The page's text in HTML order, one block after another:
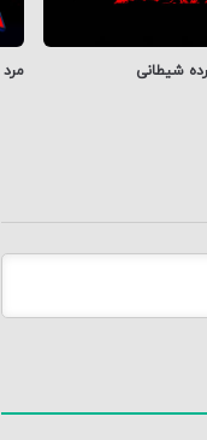
شیطانی